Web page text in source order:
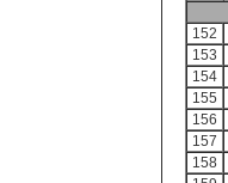
152
153
154
155
156
157
158